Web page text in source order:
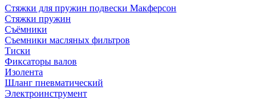
Стяжки для пружин подвески Макферсон
Стяжки пружин
Съёмники
Съемники масляных фильтров
Тиски
Фиксаторы валов
Изолента
Шланг пневматический
Электроинструмент